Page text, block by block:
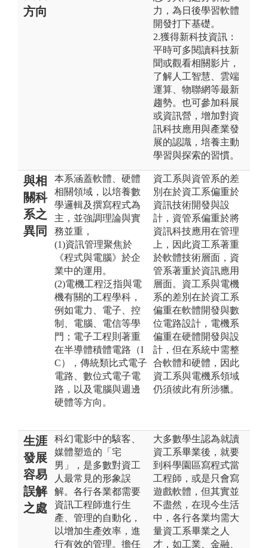
方向
力，為日後學習軟體
開發打下基礎。
2.獲得新科技資訊：
平時可多閱讀科技新
聞或觀看相關影片，
了解人工智慧、雲端
運算、物聯網等最新
趨勢。也可參加科展
或資訊營，增加對資
訊科技應用與產業發
展的認識，培養主動
學習與探索的習慣。
與相
關科
系之
異同
本系涵蓋軟體、硬體
相關領域，以培養數
學邏輯及撰寫程式為
主，並強調理論與實
務並重，
(1)資訊管理聚焦於
《程式與電腦》於企
業中的運用。
(2)電機工程泛指與電
機有關的工程學科，
例如電力、電子、控
制、電腦、電信等學
門；電子工程則著重
在半導體積體電路（I
C），傳統類比式電子
電路、數位式電子電
路，以及電腦與週邊
硬體等方向。
資工系與資管系的差
別在於資工系偏重於
資訊技術開發與設
計，資管系偏重於將
資訊科技應用在管理
上，因此資工系著重
於軟體技術層面，資
管系著重於資訊應用
層面。資工系與電機
系的差別在於資工系
偏重在軟體開發與數
位電路設計，電機系
偏重在硬體開發與設
計，但在系統中需整
合軟體和硬體，因此
資工系與電機系領域
仍須彼此有所涉獵。
生涯
發展
容易
誤解
之處
科幻電影中的駭客、
媒體塑造的「宅
男」，是多數對資工
人最常見的形象誤
解。各行各業都需要
資訊工程師進行生
產、管理的自動化，
以增加生產效率，進
行有效的管理。擔任
大多數學生認為就讀
資工系畢業後，就要
到科學園區寫程式當
工程師，或是只會寫
遊戲軟體，但其實並
不盡然，在現今生活
中，各行各業均需大
量資工系畢業之人
才，如工業、金融、